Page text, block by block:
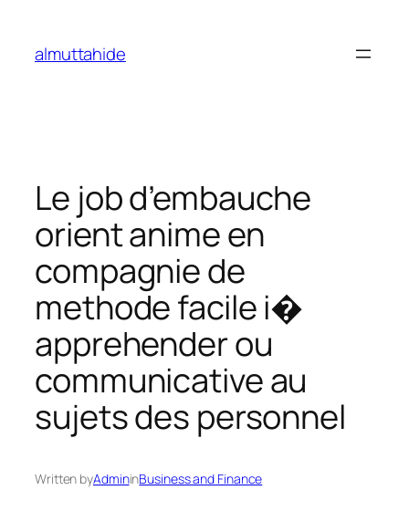
content
almuttahide
Le job d’embauche
orient anime en
compagnie de
methode facile i�
apprehender ou
communicative au
sujets des personnel
Written byAdmininBusiness and Finance